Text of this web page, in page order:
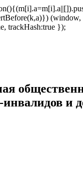
trackHash:true });
и